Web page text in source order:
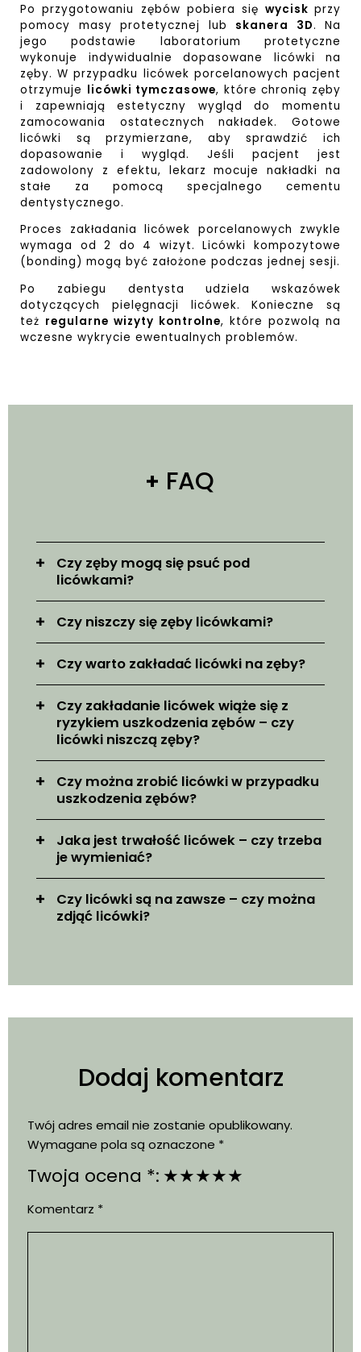
Po przygotowaniu zębów pobiera się wyciskprzy
pomocy masy protetycznej lub skanera 3D. Na
jego podstawie laboratorium protetyczne
wykonuje indywidualnie dopasowane licówki na
zęby. W przypadku licówek porcelanowych pacjent
otrzymuje licówki tymczasowe, które chronią zęby
i zapewniają estetyczny wygląd do momentu
zamocowania ostatecznych nakładek. Gotowe
licówki są przymierzane, aby sprawdzić ich
dopasowanie i wygląd. Jeśli pacjent jest
zadowolony z efektu, lekarz mocuje nakładki na
stałe za pomocą specjalnego cementu
dentystycznego.
Proces zakładania licówek porcelanowych zwykle
wymaga od 2 do 4 wizyt. Licówki kompozytowe
(bonding) mogą być założone podczas jednej sesji.
Po zabiegu dentysta udziela wskazówek
dotyczących pielęgnacji licówek. Konieczne są
też regularne wizyty kontrolne, które pozwolą na
wczesne wykrycie ewentualnych problemów.
FAQ
Czy zęby mogą się psuć pod
licówkami?
Czy niszczy się zęby licówkami?
Czy warto zakładać licówki na zęby?
Czy zakładanie licówek wiąże się z
ryzykiem uszkodzenia zębów – czy
licówki niszczą zęby?
Czy można zrobić licówki w przypadku
uszkodzenia zębów?
Jaka jest trwałość licówek – czy trzeba
je wymieniać?
Czy licówki są na zawsze – czy można
zdjąć licówki?
Dodaj komentarz
Twój adres email nie zostanie opublikowany.
Wymagane pola są oznaczone *
Twoja ocena *: ★
★
★
★
★
Komentarz *